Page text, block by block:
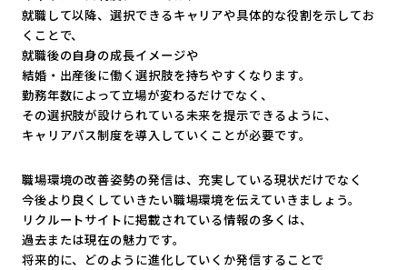
就職して以降、選択できるキャリアや具体的な役割を示してお
くことで、
就職後の自身の成長イメージや
結婚・出産後に働く選択肢を持ちやすくなります。
勤務年数によって立場が変わるだけでなく、
その選択肢が設けられている未来を提示できるように、
キャリアパス制度を導入していくことが必要です。
職場環境の改善姿勢の発信は、充実している現状だけでなく
今後より良くしていきたい職場環境を伝えていきましょう。
リクルートサイトに掲載されている情報の多くは、
過去または現在の魅力です。
将来的に、どのように進化していくか発信することで